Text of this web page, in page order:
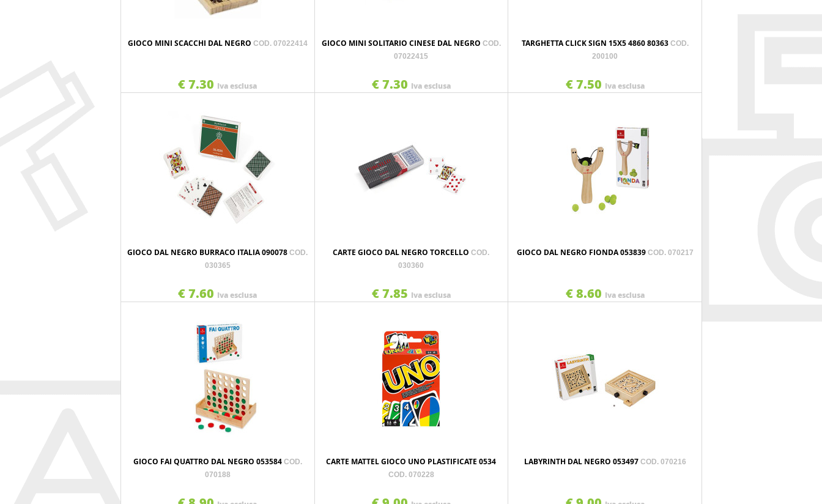
GIOCO MINI SCACCHI DAL NEGRO COD. 07022414
€ 7.30 Iva esclusa
GIOCO MINI SOLITARIO CINESE DAL NEGRO COD.
07022415
€ 7.30 Iva esclusa
TARGHETTA CLICK SIGN 15X5 4860 80363 COD.
200100
€ 7.50 Iva esclusa
GIOCO DAL NEGRO BURRACO ITALIA 090078COD.
030365
€ 7.60 Iva esclusa
CARTE GIOCO DAL NEGRO TORCELLOCOD.
030360
€ 7.85 Iva esclusa
GIOCO DAL NEGRO FIONDA 053839 COD. 070217
€ 8.60 Iva esclusa
GIOCO FAI QUATTRO DAL NEGRO 053584 COD.
070188
CARTE MATTEL GIOCO UNO PLASTIFICATE 0534
COD. 070228
LABYRINTH DAL NEGRO 053497 COD. 070216